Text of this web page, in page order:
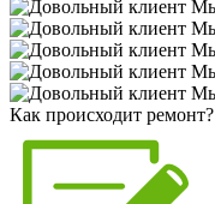
Как происходит ремонт?